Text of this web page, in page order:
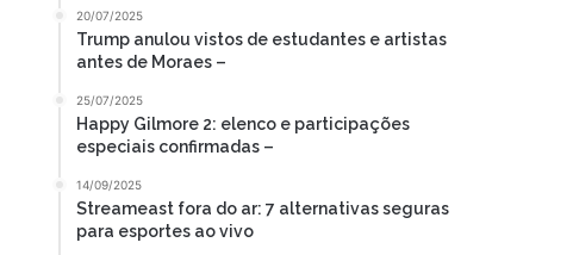
20/07/2025
Trump anulou vistos de estudantes e artistas
antes de Moraes –
25/07/2025
Happy Gilmore 2: elenco e participações
especiais confirmadas –
14/09/2025
Streameast fora do ar: 7 alternativas seguras
para esportes ao vivo